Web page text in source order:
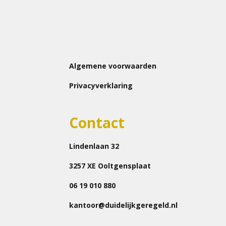
Algemene voorwaarden
Privacyverklaring
Contact
Lindenlaan 32
3257 XE Ooltgensplaat
06 19 010 880
kantoor@duidelijkgeregeld.nl